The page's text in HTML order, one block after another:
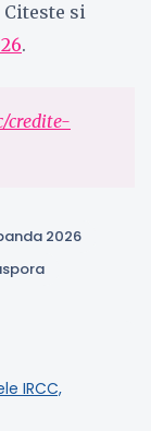
Citeste si
.
credite-
2026
IRCC,